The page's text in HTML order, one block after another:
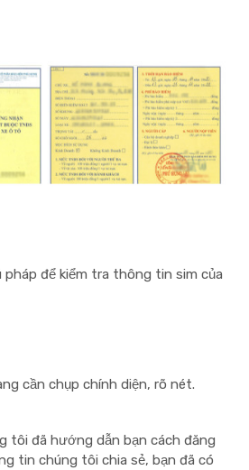
để kiểm tra thông tin sim của
cần chụp chính diện, rõ nét.
tôi đã hướng dẫn bạn cách đăng
tin chúng tôi chia sẻ, bạn đã có